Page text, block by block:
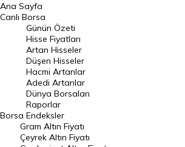
BIST 100 Hisseleri
En Çok Artan Hisseler
En Çok Düşen Hisseler
Hacmi Artanlar
Geçmiş Kapanışlar
Dünya Borsaları
Raporlar
Ana Sayfa
Canlı Borsa
Borsa
Günün Özeti
Hisse Fiyatları
Artan Hisseler
Düşen Hisseler
Hacmi Artanlar
Adedi Artanlar
Dünya Borsaları
Raporlar
Endeksler
Gram Altın Fiyatı
Çeyrek Altın Fiyatı